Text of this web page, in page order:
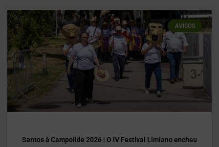
AVISOS
Santos à Campolide 2026 | O IV Festival Limiano encheu